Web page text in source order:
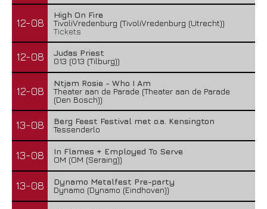
12-08
High On Fire
TivoliVredenburg (TivoliVredenburg (Utrecht))
Tickets
12-08
Judas Priest
013 (013 (Tilburg))
12-08
Ntjam Rosie - Who I Am
Theater aan de Parade (Theater aan de Parade
(Den Bosch))
13-08
Berg Feest Festival met o.a. Kensington
Tessenderlo
13-08
In Flames + Employed To Serve
OM (OM (Seraing))
13-08
Dynamo Metalfest Pre-party
Dynamo (Dynamo (Eindhoven))